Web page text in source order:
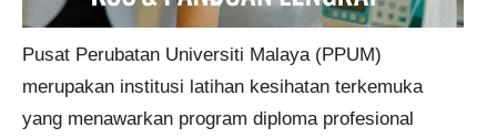
Pusat Perubatan Universiti Malaya (PPUM)
merupakan institusi latihan kesihatan terkemuka
yang menawarkan program diploma profesional